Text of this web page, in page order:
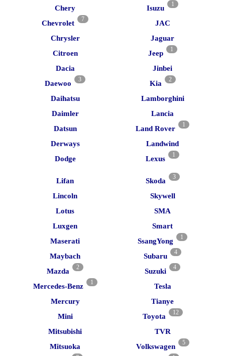
Chery
Chevrolet
7
Chrysler
Citroen
Dacia
Daewoo
3
Daihatsu
Daimler
Datsun
Derways
Dodge
Isuzu 1
JAC
Jaguar
Jeep
1
Jinbei
Kia
2
Lamborghini
Lancia
Land Rover
1
Landwind
Lexus
1
Lifan
Lincoln
Lotus
Luxgen
Maserati
Maybach
Mazda
2
Mercedes-Benz 1
Mercury
Mini
Mitsubishi
Mitsuoka
Skoda 3
Skywell
SMA
Smart
SsangYong
1
Subaru 4
Suzuki 4
Tesla
Tianye
Toyota
12
TVR
Volkswagen
5